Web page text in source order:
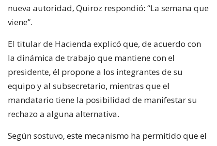
nueva autoridad, Quiroz respondió: “La semana que
viene”.
El titular de Hacienda explicó que, de acuerdo con
la dinámica de trabajo que mantiene con el
presidente, él propone a los integrantes de su
equipo y al subsecretario, mientras que el
mandatario tiene la posibilidad de manifestar su
rechazo a alguna alternativa.
Según sostuvo, este mecanismo ha permitido que el